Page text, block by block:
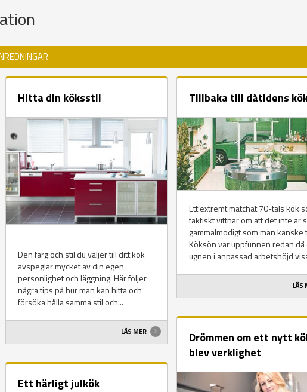
Hitta din köksstil
Den färg och stil du väljer till ditt kök
avspeglar mycket av din egen
personlighet och läggning. Här följer
några tips på hur man kan hitta och
försöka hålla samma stil och...
LÄS MER
Ett härligt julkök
Tillbaka till dåtidens
Ett extremt matchat 70-tals kök
faktiskt vittnar om att det inte är
gammalmodigt som man kanske
Köksön var uppfunnen redan då
ugnen i anpassad arbetshöjd
LÄS
Drömmen om ett nytt
blev verklighet